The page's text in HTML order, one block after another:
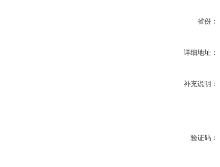
省份：
详细地址：
补充说明：
验证码：